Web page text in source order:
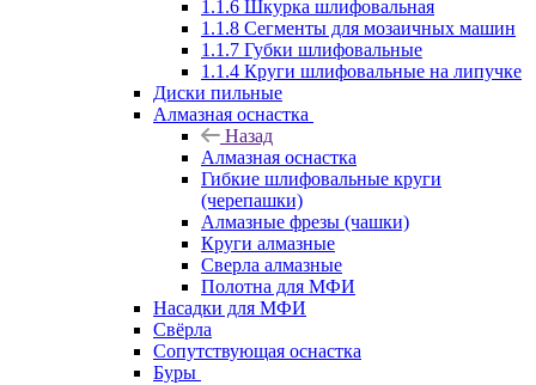
1.1.6 Шкурка шлифовальная
1.1.8 Сегменты для мозаичных машин
1.1.7 Губки шлифовальные
1.1.4 Круги шлифовальные на липучке
Диски пильные
Алмазная оснастка
Назад
Алмазная оснастка
Гибкие шлифовальные круги
(черепашки)
Алмазные фрезы (чашки)
Круги алмазные
Сверла алмазные
Полотна для МФИ
Насадки для МФИ
Свёрла
Сопутствующая оснастка
Буры